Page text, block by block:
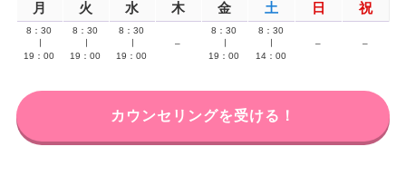
月 火 水 木 金 土 日 祝
8：30
19：00
8：30
19：00
8：30
19：00
–
8：30
19：00
8：30
14：00
– –
カウンセリングを受ける！